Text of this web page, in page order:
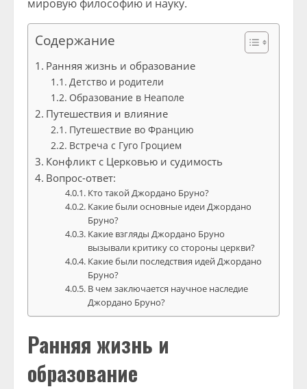
мировую философию и науку.
Содержание
Ранняя жизнь и образование
Детство и родители
Образование в Неаполе
Путешествия и влияние
Путешествие во Францию
Встреча с Гуго Гроцием
Конфликт с Церковью и судимость
Вопрос-ответ:
Кто такой Джордано Бруно?
Какие были основные идеи Джордано
Бруно?
Какие взгляды Джордано Бруно
вызывали критику со стороны церкви?
Какие были последствия идей Джордано
Бруно?
В чем заключается научное наследие
Джордано Бруно?
Ранняя жизнь и
образование